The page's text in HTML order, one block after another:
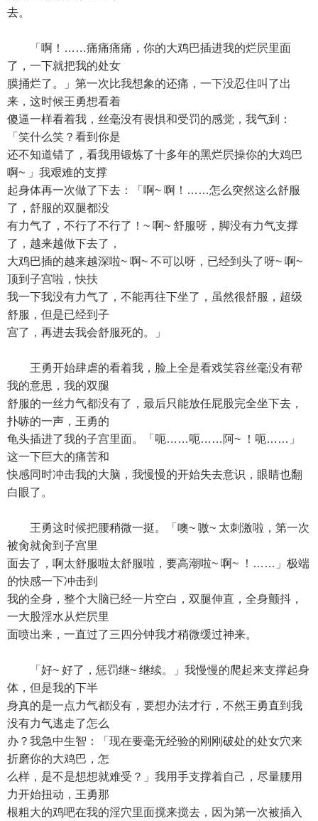
去。
「啊！……痛痛痛痛，你的大鸡巴插进我的烂屄里面
了，一下就把我的处女
膜捅烂了。」第一次比我想象的还痛，一下没忍住叫了出
来，这时候王勇想看着
傻逼一样看着我，丝毫没有畏惧和受罚的感觉，我气到：
「笑什么笑？看到你是
还不知道错了，看我用锻炼了十多年的黑烂屄操你的大鸡巴
啊~ 」我艰难的支撑
起身体再一次做了下去：「啊~ 啊！……怎么突然这么舒服
了，舒服的双腿都没
有力气了，不行了不行了！~ 啊~ 舒服呀，脚没有力气支撑
了，越来越做下去了，
大鸡巴插的越来越深啦~ 啊~ 不可以呀，已经到头了呀~ 啊~
顶到子宫啦，快扶
我一下我没有力气了，不能再往下坐了，虽然很舒服，超级
舒服，但是已经到子
宫了，再进去我会舒服死的。」
王勇开始肆虐的看着我，脸上全是看戏笑容丝毫没有帮
我的意思，我的双腿
舒服的一丝力气都没有了，最后只能放任屁股完全坐下去，
扑哧的一声，王勇的
龟头插进了我的子宫里面。「呃……呃……阿~ ！呃……」
这一下巨大的痛苦和
快感同时冲击我的大脑，我慢慢的开始失去意识，眼睛也翻
白眼了。
王勇这时候把腰稍微一挺。「噢~ 嗷~ 太刺激啦，第一次
被肏就肏到子宫里
面去了，啊太舒服啦太舒服啦，要高潮啦~ 啊~ ！……」极端
的快感一下冲击到
我的全身，整个大脑已经一片空白，双腿伸直，全身颤抖，
一大股淫水从烂屄里
面喷出来，一直过了三四分钟我才稍微缓过神来。
「好~ 好了，惩罚继~ 继续。」我慢慢的爬起来支撑起身
体，但是我的下半
身真的是一点力气都没有，要想办法才行，不然王勇直到我
没有力气逃走了怎么
办？我急中生智：「现在要毫无经验的刚刚破处的处女穴来
折磨你的大鸡巴，怎
么样，是不是想想就难受？」我用手支撑着自己，尽量腰用
力开始扭动，王勇那
根粗大的鸡吧在我的淫穴里面搅来搅去，因为第一次被插入